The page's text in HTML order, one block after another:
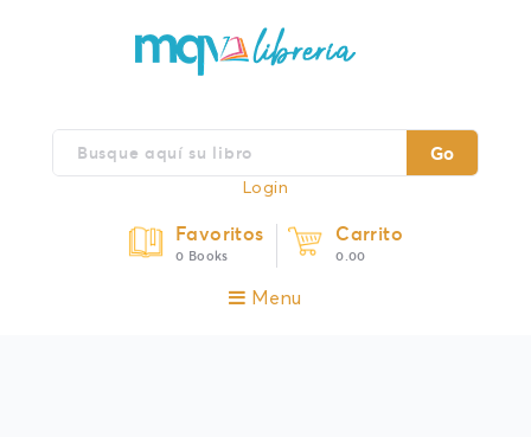
Go
Login
Favoritos
0 Books
Carrito
0.00
Menu